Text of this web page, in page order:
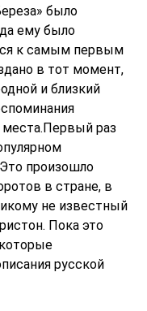
было
ему было
к самым первым
в тот момент,
и близкий
раз
произошло
в стране, в
не известный
Пока это
русской